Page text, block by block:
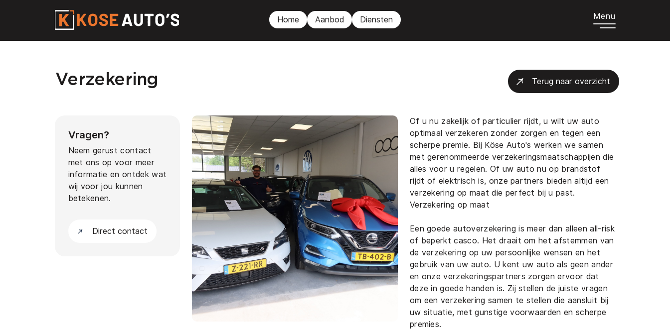
Home Aanbod Diensten Menu
Home
Diensten
Over ons
Contact
Terug naar overzicht
Verzekering
Of u nu zakelijk of particulier rijdt, u wilt uw auto
optimaal verzekeren zonder zorgen en tegen een
scherpe premie. Bij Köse Auto's werken we samen
met gerenommeerde verzekeringsmaatschappijen die
alles voor u regelen. Of uw auto nu op brandstof
rijdt of elektrisch is, onze partners bieden altijd een
verzekering op maat die perfect bij u past.
Verzekering op maat
Een goede autoverzekering is meer dan alleen all-risk
of beperkt casco. Het draait om het afstemmen van
de verzekering op uw persoonlijke wensen en het
gebruik van uw auto. U kent uw auto als geen ander
en onze verzekeringspartners zorgen ervoor dat
deze in goede handen is. Zij stellen de juiste vragen
om een verzekering samen te stellen die aansluit bij
uw situatie, met gunstige voorwaarden en scherpe
premies.
Vragen?
Neem gerust contact
met ons op voor meer
informatie en ontdek wat
wij voor jou kunnen
betekenen.
Direct contact